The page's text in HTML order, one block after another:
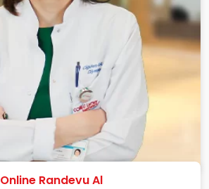
Online Randevu Al